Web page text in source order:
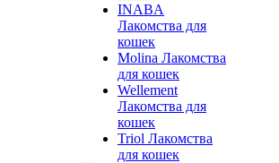
INABA
Лакомства для
кошек
Molina Лакомства
для кошек
Wellement
Лакомства для
кошек
Triol Лакомства
для кошек